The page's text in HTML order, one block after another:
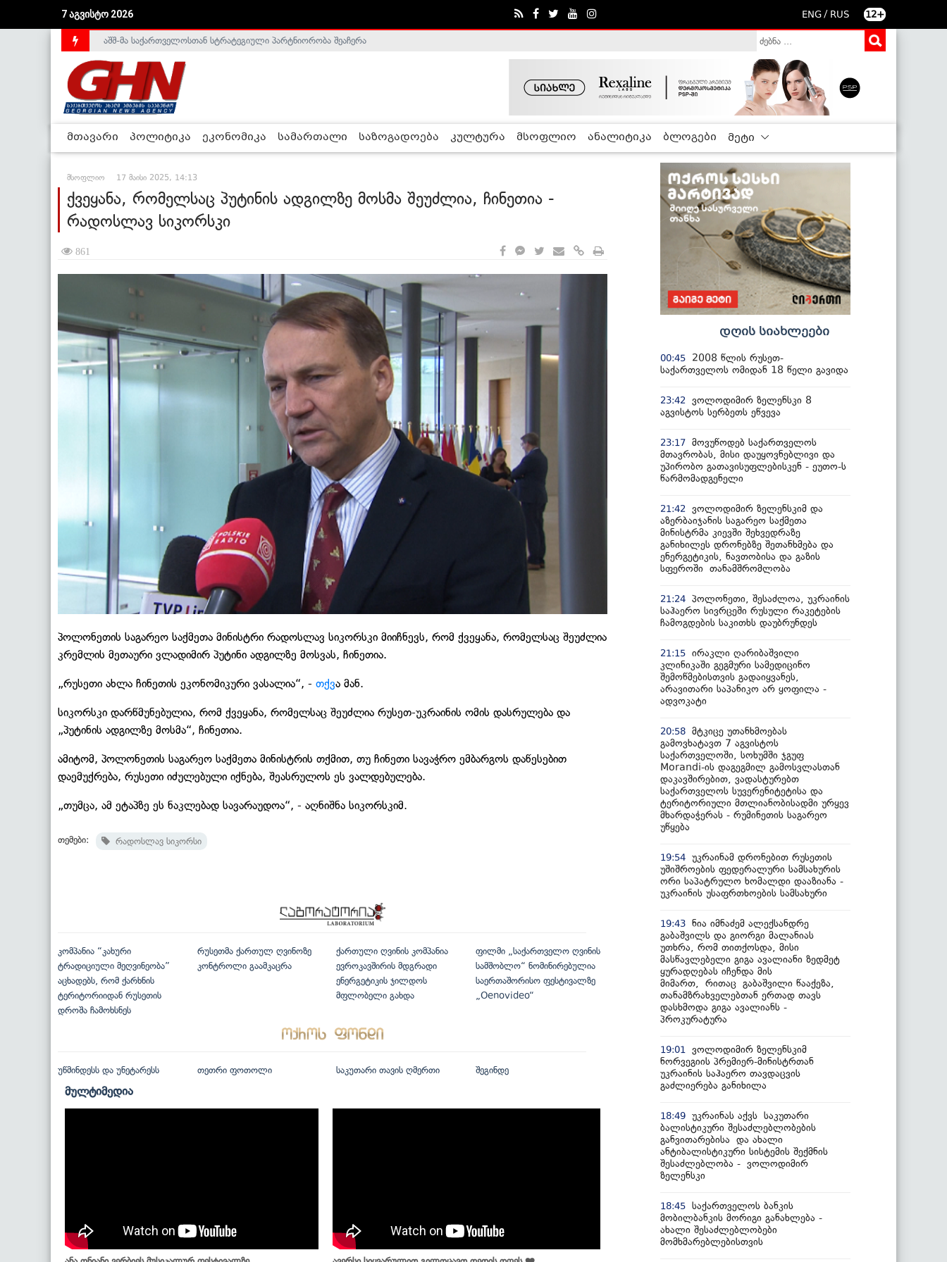
7 აგვისტო 2026 ENG / RUS 12+
საქართველოს დე-ფაქტო მთავრობა არალეგიტიმურია - ჰელსინკის კომისია
მთავარი პოლიტიკა ეკონომიკა სამართალი საზოგადოება კულტურა მსოფლიო ანალიტიკა ბლოგები მეტი
მსოფლიო 17 მაისი 2025, 14:13
ქვეყანა, რომელსაც პუტინის ადგილზე მოსმა შეუძლია, ჩინეთია -
რადოსლავ სიკორსკი
861
პოლონეთის საგარეო საქმეთა მინისტრი რადოსლავ სიკორსკი მიიჩნევს, რომ ქვეყანა, რომელსაც შეუძლია
კრემლის მეთაური ვლადიმირ პუტინი ადგილზე მოსვას, ჩინეთია.
„რუსეთი ახლა ჩინეთის ეკონომიკური ვასალია“, - თქვა მან.
სიკორსკი დარწმუნებულია, რომ ქვეყანა, რომელსაც შეუძლია რუსეთ-უკრაინის ომის დასრულება და
„პუტინის ადგილზე მოსმა“, ჩინეთია.
ამიტომ, პოლონეთის საგარეო საქმეთა მინისტრის თქმით, თუ ჩინეთი სავაჭრო ემბარგოს დაწესებით
დაემუქრება, რუსეთი იძულებული იქნება, შეასრულოს ეს ვალდებულება.
„თუმცა, ამ ეტაპზე ეს ნაკლებად სავარაუდოა“, - აღნიშნა სიკორსკიმ.
თემები: რადოსლავ სიკორსი
კომპანია “კახური
ტრადიციული მეღვინეობა”
აცხადებს, რომ ქარხნის
ტერიტორიიდან რუსეთის
დროშა ჩამოხსნეს
რუსეთმა ქართულ ღვინოზე
კონტროლი გაამკაცრა
ქართული ღვინის კომპანია
ევროკავშირის მდგრადი
ენერგეტიკის ჯილდოს
მფლობელი გახდა
ფილმი „საქართველო ღვინის
სამშობლო“ ნომინირებულია
საერთაშორისო ფესტივალზე
„Oenovideo“
უწმინდესს და უნეტარესს თეთრი ფოთოლი საკუთარი თავის ღმერთი შეგინდე
მულტიმედია
დღის სიახლეები
00:45
2008 წლის რუსეთ-
საქართველოს ომიდან 18 წელი გავიდა
23:42
ვოლოდიმირ ზელენსკი 8
აგვისტოს სერბეთს ეწვევა
23:17 მოვუწოდებ საქართველოს
მთავრობას, მისი დაუყოვნებლივი და
უპირობო გათავისუფლებისკენ - ეუთო-ს
წარმომადგენელი
21:42
ვოლოდიმირ ზელენსკიმ და
აზერბაიჯანის საგარეო საქმეთა
მინისტრმა კიევში შეხვედრაზე
განიხილეს დრონებზე შეთანხმება და
ენერგეტიკის, ნავთობისა და გაზის
სფეროში თანამშრომლობა
21:24 პოლონეთი, შესაძლოა, უკრაინის
საჰაერო სივრცეში რუსული რაკეტების
ჩამოგდების საკითხს დაუბრუნდეს
21:15 ირაკლი ღარიბაშვილი
კლინიკაში გეგმური სამედიცინო
შემოწმებისთვის გადაიყვანეს,
არავითარი საპანიკო არ ყოფილა -
ადვოკატი
20:58 მტკიცე უთანხმოებას
გამოვხატავთ 7 აგვისტოს
საქართველოში, სოხუმში ჯგუფ
Morandi-ის დაგეგმილ გამოსვლასთან
დაკავშირებით, ვადასტურებთ
საქართველოს სუვერენიტეტისა და
ტერიტორიული მთლიანობისადმი ურყევ
მხარდაჭერას - რუმინეთის საგარეო
უწყება
19:54 უკრაინამ დრონებით რუსეთის
უშიშროების ფედერალური სამსახურის
ორი საპატრულო ხომალდი დააზიანა -
უკრაინის უსაფრთხოების სამსახური
19:43 ნია იმნაძემ ალექსანდრე
გაბაშვილს და გიორგი მალანიას
უთხრა, რომ თითქოსდა, მისი
მასწავლებელი გიგა ავალიანი ზედმეტ
ყურადღებას იჩენდა მის
მიმართ, რითაც გაბაშვილი წააქეზა,
თანამზრახველებთან ერთად თავს
დასხმოდა გიგა ავალიანს -
პროკურატურა
19:01
ვოლოდიმირ ზელენსკიმ
ნორვეგიის პრემიერ-მინისტრთან
უკრაინის საჰაერო თავდაცვის
გაძლიერება განიხილა
18:49 უკრაინას აქვს საკუთარი
ბალისტიკური შესაძლებლობების
განვითარებისა და ახალი
ანტიბალისტიკური სისტემის შექმნის
შესაძლებლობა - ვოლოდიმირ
ზელენსკი
18:45 საქართველოს ბანკის
მობილბანკის მორიგი განახლება -
ახალი შესაძლებლობები
მომხმარებლებისთვის